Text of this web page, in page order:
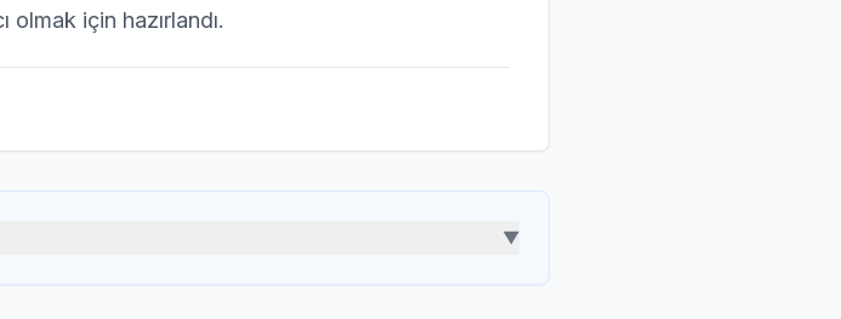
olmak için hazırlandı.
▼